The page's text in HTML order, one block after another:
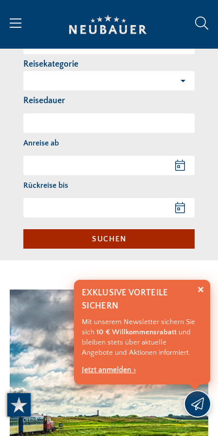
Reisekategorie
Reisedauer
Anreise ab
Rückreise bis
SUCHEN
EXKLUSIVE VORTEILE
SICHERN
Mit unserem Newsletter sichern Sie
sich 10 € Willkommensrabatt und
bleiben stets über aktuelle
Angebote und Aktionen informiert.
Jetzt anmelden ›